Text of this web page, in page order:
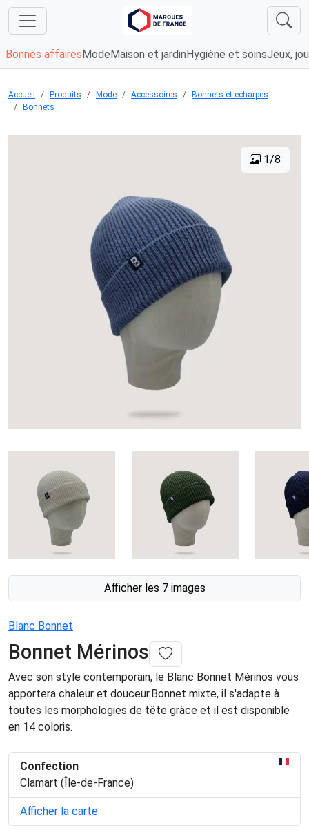
Bonnes affaires Mode Maison et jardin Hygiène et soinsJeux,
Accueil Produits Mode Accessoires
Bonnets et écharpes
Bonnets
1/8
Afficher les 7 images
Blanc Bonnet
Bonnet Mérinos
Avec son style contemporain, le Blanc Bonnet Mérinos vous
apportera chaleur et douceur.Bonnet mixte, il s'adapte à
toutes les morphologies de tête grâce et il est disponible
en 14 coloris.
Confection
Clamart (Île-de-France)
Afficher la carte